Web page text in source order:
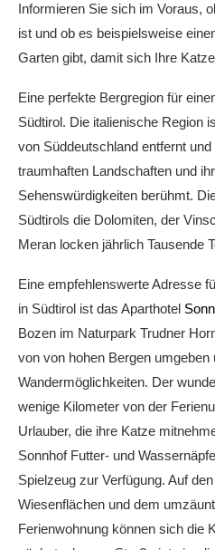
Informieren Sie sich im Voraus,
ist und ob es beispielsweise
Garten gibt, damit sich Ihre
Eine perfekte Bergregion für
Südtirol. Die italienische Region
von Süddeutschland entfernt
traumhaften Landschaften und
Sehenswürdigkeiten berühmt.
Südtirols die Dolomiten, der
Meran locken jährlich Tausende
Eine empfehlenswerte Adresse
in Südtirol ist das Aparthotel
Bozen im Naturpark Trudner
von von hohen Bergen umgeben
Wandermöglichkeiten. Der
wenige Kilometer von der
Urlauber, die ihre Katze
Sonnhof Futter- und
Spielzeug zur Verfügung. Auf
Wiesenflächen und dem
Ferienwohnung können sich die